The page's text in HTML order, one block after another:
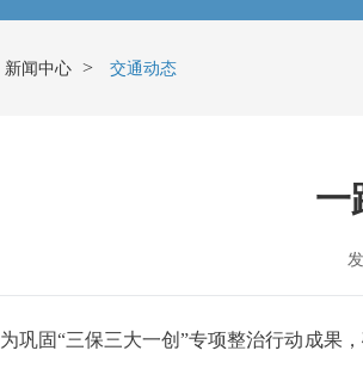
新闻中心 > 交通动态
一
为巩固“三保三大一创”专项整治行动成果